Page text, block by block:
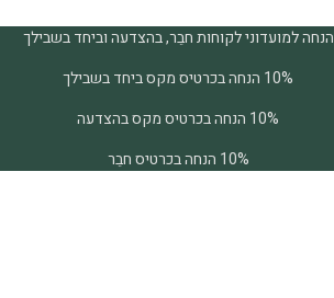
הנחה למועדוני לקוחות חבֵר, בהצדעה וביחד בשבילך
10% הנחה בכרטיס מקס ביחד בשבילך
10% הנחה בכרטיס מקס בהצדעה
10% הנחה בכרטיס חבֵר